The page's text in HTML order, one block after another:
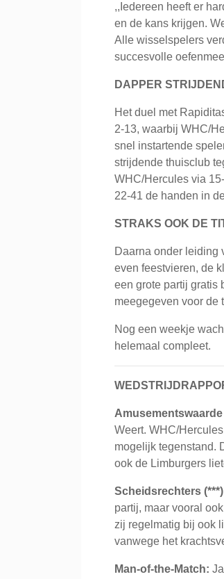
,,Iedereen heeft er
en de kans krijgen.
Alle wisselspelers
succesvolle
DAPPER
Het duel met
2-13, waarbij WHC/
snel instartende
strijdende thuisclub
WHC/Hercules via
22-41 de handen in
STRAKS OOK DE
Daarna onder leiding
even feestvieren, de
een grote partij gratis
meegegeven voor de
Nog een weekje
helemaal compleet.
Amusementswaarde
Weert. WHC/
mogelijk tegenstand.
ook de Limburgers
Scheidsrechters
partij, maar vooral
zij regelmatig bij ook
vanwege het
Man-of-the-Match: